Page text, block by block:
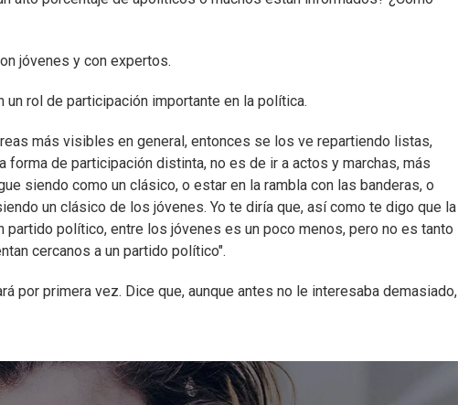
jóvenes y con expertos.
un rol de participación importante en la política.
más visibles en general, entonces se los ve repartiendo listas,
de participación distinta, no es de ir a actos y marchas, más
siendo como un clásico, o estar en la rambla con las banderas, o
un clásico de los jóvenes. Yo te diría que, así como te digo que la
político, entre los jóvenes es un poco menos, pero no es tanto
cercanos a un partido político".
por primera vez. Dice que, aunque antes no le interesaba demasiado,